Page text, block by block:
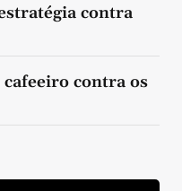
contra
contra os